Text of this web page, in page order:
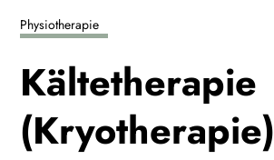
Physiotherapie
Kältetherapie
(Kryotherapie)